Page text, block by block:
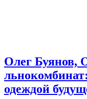
Олег Буянов,
одеждой